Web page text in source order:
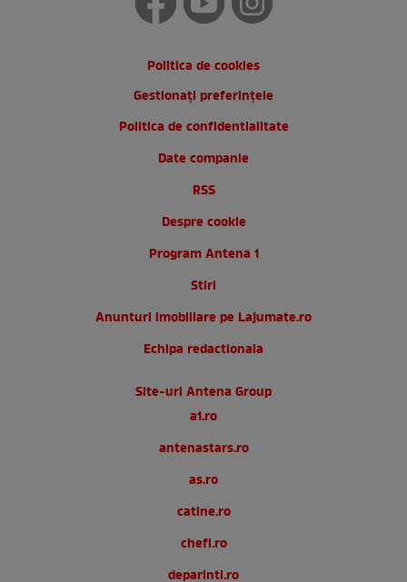
Politica de cookies
Gestionați preferințele
Politica de confidentialitate
Date companie
RSS
Despre cookie
Program Antena 1
Stiri
Anunturi imobiliare pe Lajumate.ro
Echipa redactionala
Site-uri Antena Group
a1.ro
antenastars.ro
as.ro
catine.ro
chefi.ro
deparinti.ro